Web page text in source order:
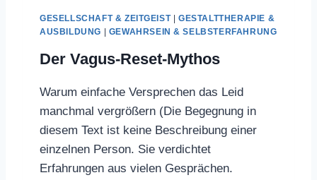
S
P
E
E
L
E
GESELLSCHAFT & ZEITGEIST|GESTALTTHERAPIE &
AUSBILDUNG
GEWAHRSEIN & SELBSTERFAHRUNG
Der Vagus-Reset-Mythos
Warum einfache Versprechen das Leid
manchmal vergrößern (Die Begegnung in
diesem Text ist keine Beschreibung einer
einzelnen Person. Sie verdichtet
Erfahrungen aus vielen Gesprächen.